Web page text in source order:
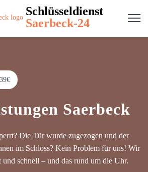
Schlüsseldienst
Saerbeck-24
Saerbeck
Die Tür wurde zugezogen und der
im Schloss? Kein Problem für uns! Wir
schnell – und das rund um die Uhr.